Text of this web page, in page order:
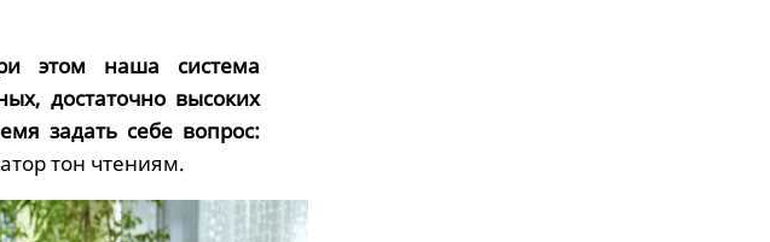
этом наша система
достаточно высоких
задать себе вопрос:
тон чтениям.